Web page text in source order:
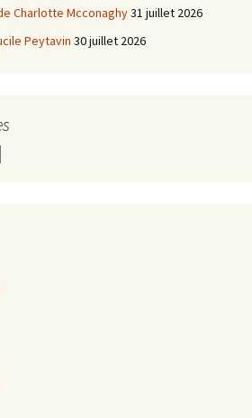
Charlotte Mcconaghy31 juillet 2026
Peytavin 30 juillet 2026